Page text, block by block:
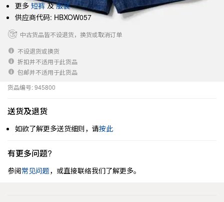
更多 短裤及服装
供应商代码: HBXOW057
中古货品皆不设退货，换货或取消订单
不设退货或换货
折扣并不适用于此货品
包邮并不适用于此货品
货品编号: 945800
送货及退货
如欲了解更多送货细则，请按此
有更多问题?
参阅常见问题，或直接联络我们了解更多。